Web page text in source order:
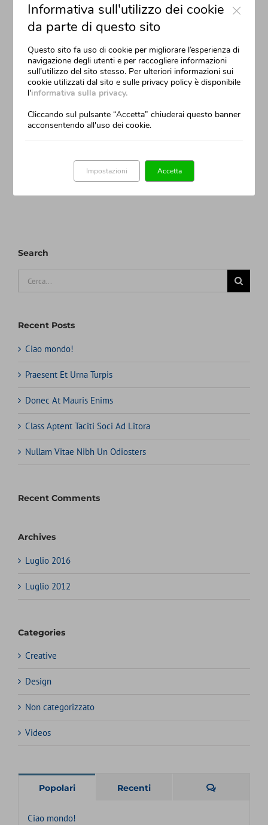
tristique in semper vel, congue sed ligula. Nam dolor ligula,
faucibus id sodales in, auctor fringilla libero. Pellentesque
pellentesque tempor tellus eget hendrerit. Morbi id aliquam
ligula. Aliquam id dui sem. Proin rhoncus consequat [...]
Filippo Benvenuti Luglio 31st, 2012 Categories: Creative ,
Read More
Search
Recent Posts
Ciao mondo!
Praesent Et Urna Turpis
Donec At Mauris Enims
Class Aptent Taciti Soci Ad Litora
Nullam Vitae Nibh Un Odiosters
Recent Comments
Archives
Luglio 2016
Luglio 2012
Categories
Creative
Design
Non categorizzato
Videos
Popolari Recenti Commenti
Ciao mondo!
Informativa sull'utilizzo dei cookie
da parte di questo sito
Questo sito fa uso di cookie per migliorare l’esperienza di
navigazione degli utenti e per raccogliere informazioni
sull’utilizzo del sito stesso. Per ulteriori informazioni sui
cookie utilizzati dal sito e sulle privacy policy è disponibile
l'informativa sulla privacy.
Cliccando sul pulsante “Accetta” chiuderai questo banner
acconsentendo all'uso dei cookie.
Accetta
Impostazioni